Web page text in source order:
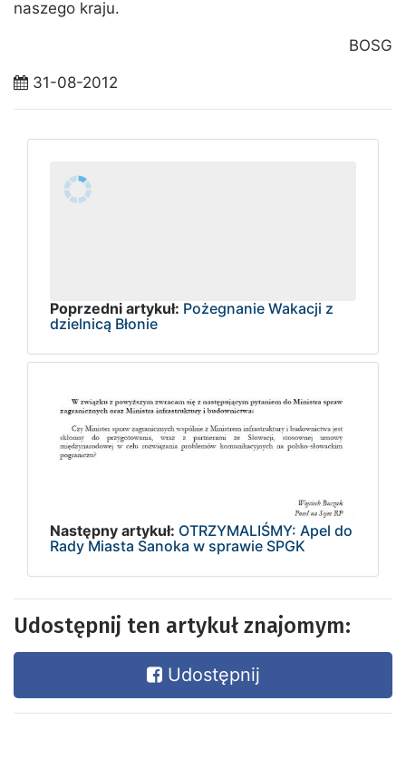
naszego kraju.
BOSG
31-08-2012
Poprzedni artykuł: Pożegnanie Wakacji z
dzielnicą Błonie
Następny artykuł: OTRZYMALIŚMY: Apel do
Rady Miasta Sanoka w sprawie SPGK
Udostępnij ten artykuł znajomym:
Udostępnij